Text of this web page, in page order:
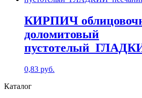
КИРПИЧ
доломитовый
0,83 руб.
Каталог